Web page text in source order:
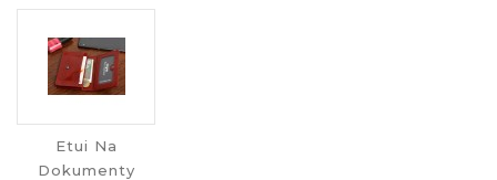
Etui Na
Dokumenty